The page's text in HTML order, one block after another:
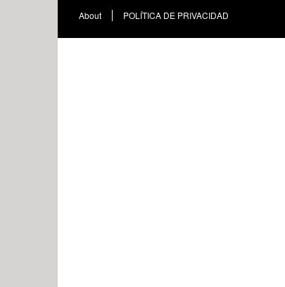
About POLÍTICA DE PRIVACIDAD